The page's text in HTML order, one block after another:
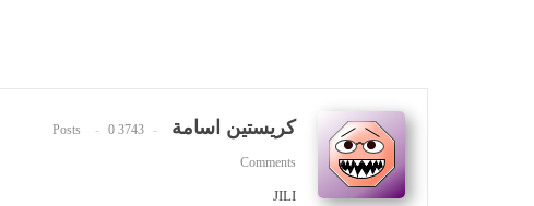
كريستين اسامة 3743 Posts
0
Comments
JILI